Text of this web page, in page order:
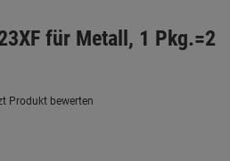
für Metall, 1 Pkg.=2
Produkt bewerten